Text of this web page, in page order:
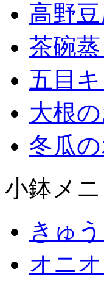
高野
茶碗蒸
五目
大根
冬瓜
小鉢メ
きゅ
オニ